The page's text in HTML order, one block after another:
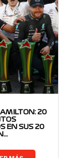
20
EN SUS 20